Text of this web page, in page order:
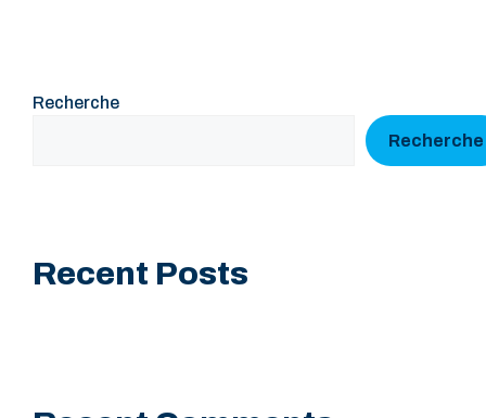
Recherche
Recherche
Recent Posts